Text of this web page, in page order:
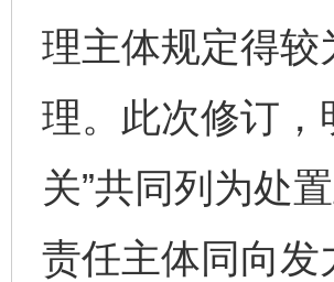
理主体规定得
理。此次修订，
关”共同列为处
责任主体同向发